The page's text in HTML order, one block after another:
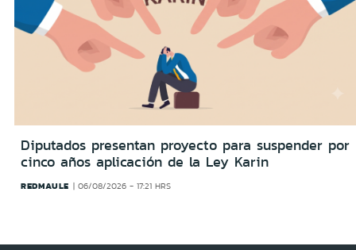
Diputados presentan proyecto para suspender por
cinco años aplicación de la Ley Karin
REDMAULE 06/08/2026 - 17:21 HRS